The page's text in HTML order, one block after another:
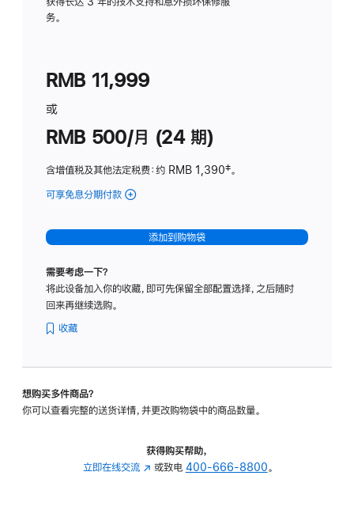
务。
RMB 11,999
或
RMB 500/月 (24 期)
含增值税及其他法定税费：约 RMB 1,390脚
‡。
可享免息分期付款 (Studio
-
标
璃
转
的
添加到购物袋
需要考虑一下？
将此设备加入你的收藏，即可先保留全部配置选择，之后随时
回来再继续选购。
收藏
想购买多件商品？
你可以查看完整的送货详情，并更改购物袋中的商品数量。
获得购买帮助，
立即在线交流 (在 或致电 400-666-8800。